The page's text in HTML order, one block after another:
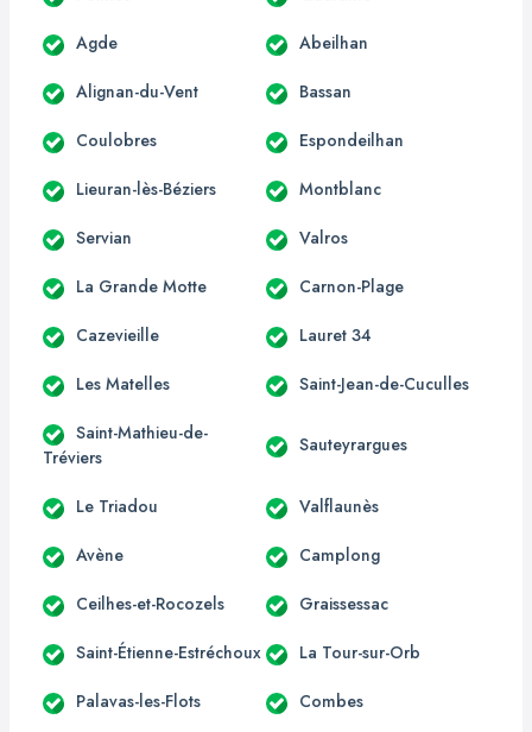
Agde Abeilhan
Alignan-du-Vent Bassan
Coulobres Espondeilhan
Lieuran-lès-Béziers Montblanc
Servian Valros
La Grande Motte Carnon-Plage
Cazevieille Lauret 34
Les Matelles Saint-Jean-de-Cuculles
Saint-Mathieu-de-
Tréviers
Sauteyrargues
Le Triadou Valflaunès
Avène Camplong
Ceilhes-et-Rocozels Graissessac
Saint-Étienne-Estréchoux La Tour-sur-Orb
Palavas-les-Flots Combes